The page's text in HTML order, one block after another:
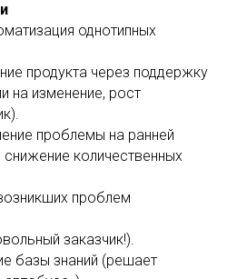
однотипных
продукта через поддержку
на изменение, рост
проблемы на ранней
снижение количественных
проблем
заказчик!).
базы знаний (решает